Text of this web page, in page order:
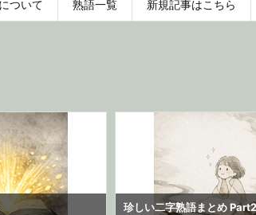
ついて 熟語一覧 新規記事はこちら
珍しい二字熟語まとめ